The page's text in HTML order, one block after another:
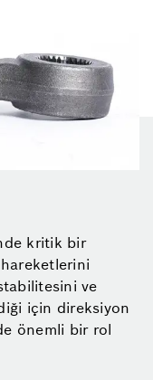
kritik bir
ve
için direksiyon
önemli bir rol